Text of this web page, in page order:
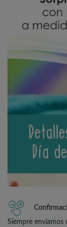
Siempre enviamos